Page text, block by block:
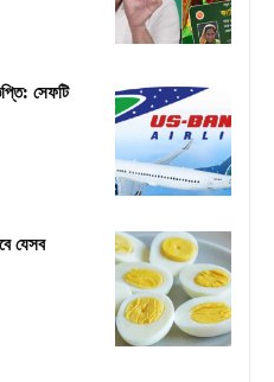
সেফটি
যেসব